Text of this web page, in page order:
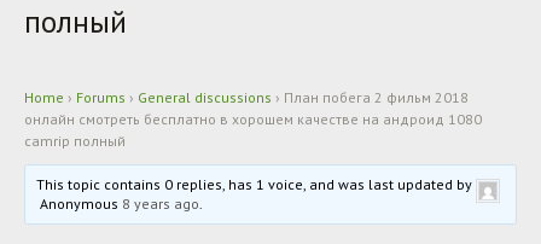
полный
Home › Forums › General discussions › План побега 2 фильм 2018
онлайн смотреть бесплатно в хорошем качестве на андроид 1080
camrip полный
This topic contains 0 replies, has 1 voice, and was last updated by
Anonymous 8 years ago.